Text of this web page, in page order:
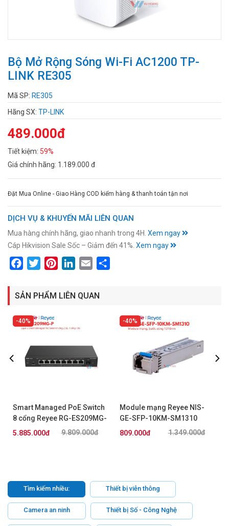
Bộ Mở Rộng Sóng Wi-Fi AC1200 TP-
LINK RE305
Mã SP: RE305
Hãng SX: TP-LINK
489.000đ
Tiết kiệm: 59%
Giá chính hãng: 1.189.000 đ
Đặt Mua Online - Giao Hàng COD kiểm hàng & thanh toán tận nơi
DỊCH VỤ & KHUYẾN MÃI LIÊN QUAN
Mua hàng chính hãng, giao nhanh trong 4H. Xem ngay
Cáp Hikvision Sale Sốc – Giảm đến 41%. Xem ngay
FacebookTwitterPinterestLinkedIn
Email
SẢN PHẨM LIÊN QUAN
40%
Smart Managed PoE Switch
8 cổng Reyee RG-ES209MG-
P
9.809.000đ
5.885.000đ
40%
Module mạng Reyee NIS-
GE-SFP-10KM-SM1310
1.349.000đ
809.000đ
Tìm kiếm nhiều: Thiết bị viễn thông
Camera an ninh Thiết bị Số - Công Nghệ